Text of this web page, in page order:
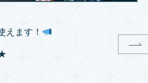
えます！